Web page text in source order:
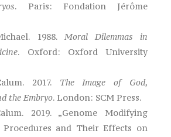
. Paris: Fondation Jérôme
1988. Moral Dilemmas in
. Oxford: Oxford University
2017. The Image of God,
the Embryo. London: SCM Press.
2019. „Genome Modifying
Procedures and Their Effects on